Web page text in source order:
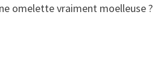
omelette vraiment moelleuse ?